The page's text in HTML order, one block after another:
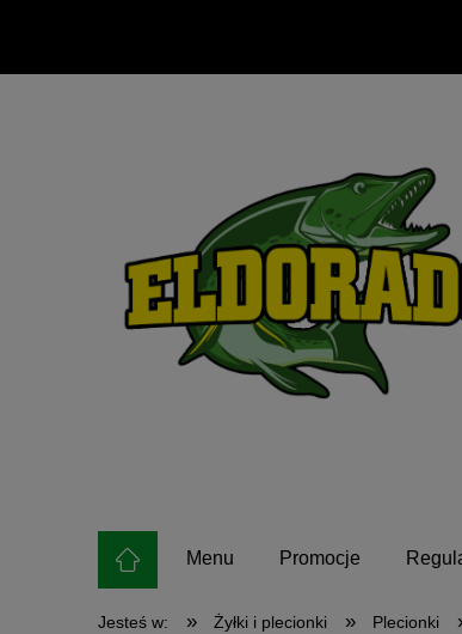
Menu Promocje
Jesteś w: » Żyłki i plecionki » Plecionki